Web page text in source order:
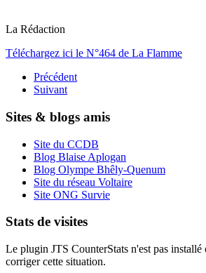
La Rédaction
Téléchargez ici le N°464 de La Flamme
Précédent
Suivant
Sites & blogs amis
Site du CCDB
Blog Blaise Aplogan
Blog Olympe Bhêly-Quenum
Site du réseau Voltaire
Site ONG Survie
Stats de visites
Le plugin JTS CounterStats n'est pas
corriger cette situation.